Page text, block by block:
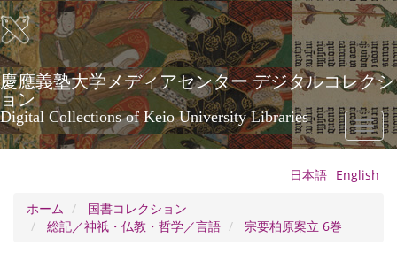
メ
イ
ン
コ
ン
テ
ン
ツ
に
慶應義塾大学メディアセンター デジタルコレクシ
ョン
Digital Collections of Keio University Libraries
Toggle
日本語 English
ホーム
国書コレクション
総記／神祇・仏教・哲学／言語
宗要柏原案立 6巻